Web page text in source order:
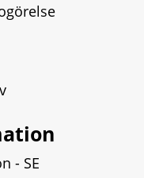
- SE